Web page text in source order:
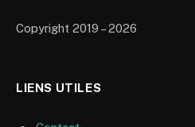
Copyright 2019 – 2026
LIENS UTILES